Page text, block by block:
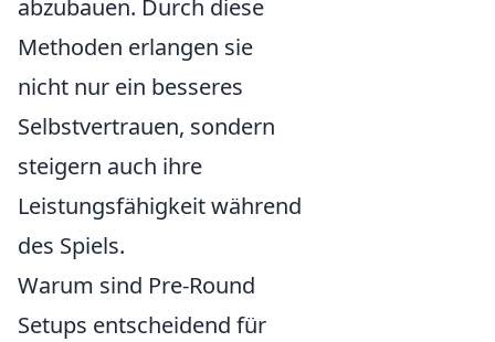
abzubauen. Durch diese
Methoden erlangen sie
nicht nur ein besseres
Selbstvertrauen, sondern
steigern auch ihre
Leistungsfähigkeit während
des Spiels.
Warum sind Pre-Round
Setups entscheidend für